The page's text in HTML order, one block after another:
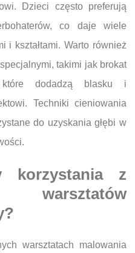
Dzieci często preferują
co daje wiele
i kształtami. Warto również
takimi jak brokat
dodadzą blasku i
Techniki cieniowania
do uzyskania głębi w
korzystania z
warsztatów
warsztatach malowania